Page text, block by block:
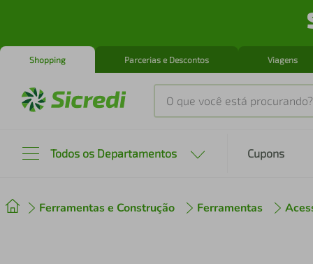
Shopping Parcerias e Descontos Viagens
O que você está procurando?
Todos os Departamentos Cupons
Ferramentas e Construção Ferramentas
2º cafeteira